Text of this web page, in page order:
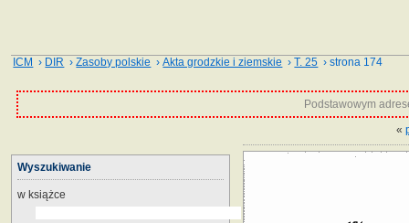
ICM › DIR ›Zasoby polskie ›Akta grodzkie i ziemskie ›T. 25 › strona 174
Podstawowym
«
Wyszukiwanie
w książce